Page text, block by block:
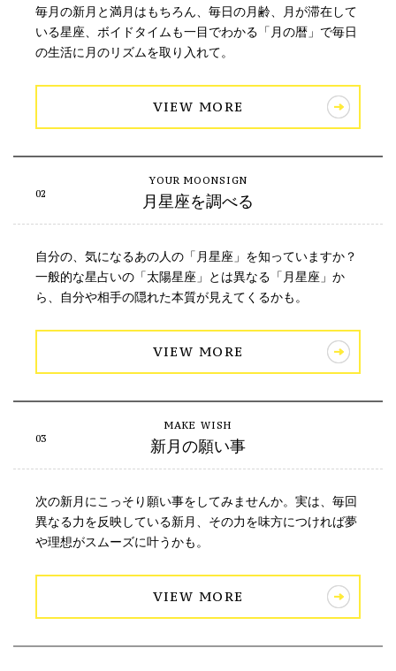
毎月の新月と満月はもちろん、毎日の月齢、月が滞在して
いる星座、ボイドタイムも一目でわかる「月の暦」で毎日
の生活に月のリズムを取り入れて。
VIEW MORE
月星座を調べる
自分の、気になるあの人の「月星座」を知っていますか？
一般的な星占いの「太陽星座」とは異なる「月星座」か
ら、自分や相手の隠れた本質が見えてくるかも。
VIEW MORE
新月の願い事
次の新月にこっそり願い事をしてみませんか。実は、毎回
異なる力を反映している新月、その力を味方につければ夢
や理想がスムーズに叶うかも。
VIEW MORE